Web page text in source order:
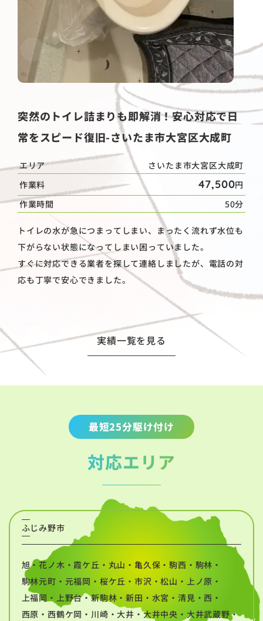
突然のトイレ詰まりも即解消！安心対応で日
常をスピード復旧-さいたま市大宮区大成町
エリア
さいたま市大宮区大成町
作業料
47,500円
作業時間
50分
トイレの水が急につまってしまい、まったく流れず水位も
下がらない状態になってしまい困っていました。
すぐに対応できる業者を探して連絡しましたが、電話の対
応も丁寧で安心できました。
実績一覧を見る
最短25分駆け付け
対応エリア
ふじみ野市
旭・花ノ木・霞ケ丘・丸山・亀久保・駒西・駒林・
駒林元町・元福岡・桜ケ丘・市沢・松山・上ノ原・
上福岡・上野台・新駒林・新田・水宮・清見・西・
西原・西鶴ケ岡・川崎・大井・大井中央・大井武蔵野・